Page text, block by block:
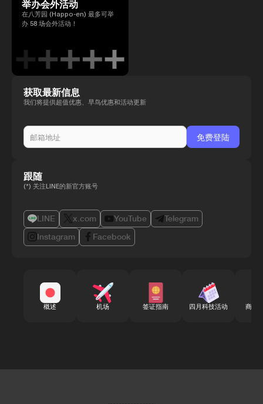
举办会外活动
在八芳园 (Happo-en) 最多可举
办 58 场会外活动！
获取最新信息
我们将提供超值优惠、早鸟优惠和活动更新
跟随
(*) 关注LINE的新官方账号
LINE x.com YouTube
Telegram
Instagram
Facebook
概述 机场 签证指南 四月科技活动 商务